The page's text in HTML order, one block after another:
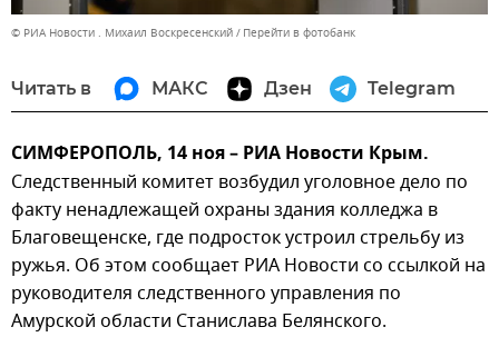
© РИА Новости . Михаил Воскресенский Перейти в фотобанк
Читать в МАКС Дзен Telegram
СИМФЕРОПОЛЬ, 14 ноя – РИА Новости Крым.
Следственный комитет возбудил уголовное дело по
факту ненадлежащей охраны здания колледжа в
Благовещенске, где подросток устроил стрельбу из
ружья. Об этом сообщает РИА Новости со ссылкой на
руководителя следственного управления по
Амурской области Станислава Белянского.